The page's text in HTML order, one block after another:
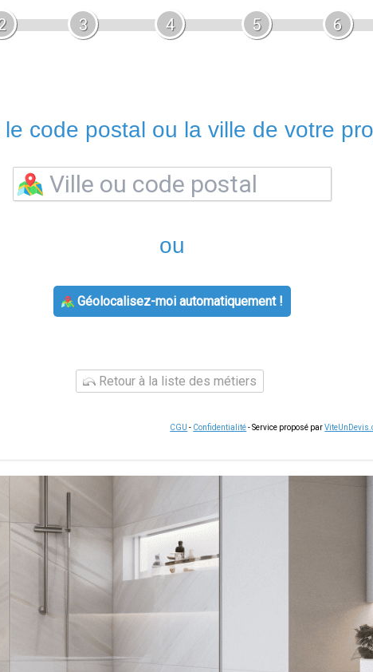
3 4 5 6
le code postal ou la ville de votre
ou
Géolocalisez-moi automatiquement !
Retour à la liste des métiers
CGU - Confidentialité- Service proposé par